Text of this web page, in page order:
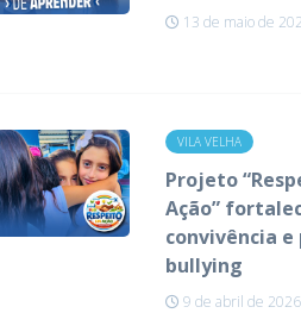
13 de maio de
VILA VELHA
Projeto
Ação”
convivência
bullying
9 de abril de 2026